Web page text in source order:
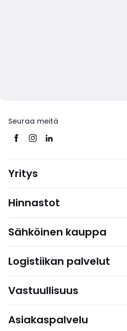
Seuraa meitä
Yritys
Hinnastot
Sähköinen kauppa
Logistiikan palvelut
Vastuullisuus
Asiakaspalvelu